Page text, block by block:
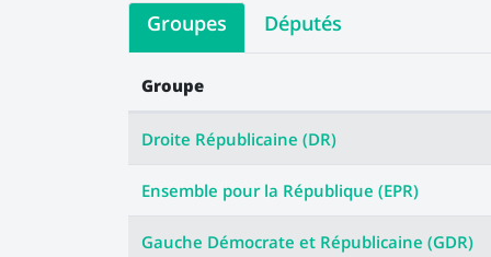
Groupes Députés
Groupe
Droite Républicaine (DR)
Ensemble pour la République (EPR)
Gauche Démocrate et Républicaine (GDR)